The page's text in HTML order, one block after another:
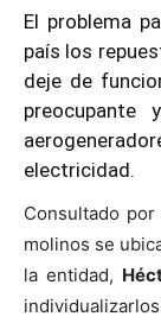
El problema
país los
deje de
electricidad.
Consultado
molinos se
la entidad,